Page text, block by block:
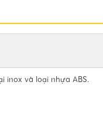
inox và loại nhựa ABS.